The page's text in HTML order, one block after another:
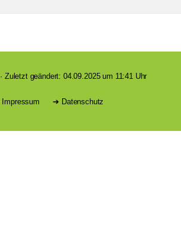
· Zuletzt geändert: 04.09.2025 um 11:41 Uhr
Impressum Datenschutz